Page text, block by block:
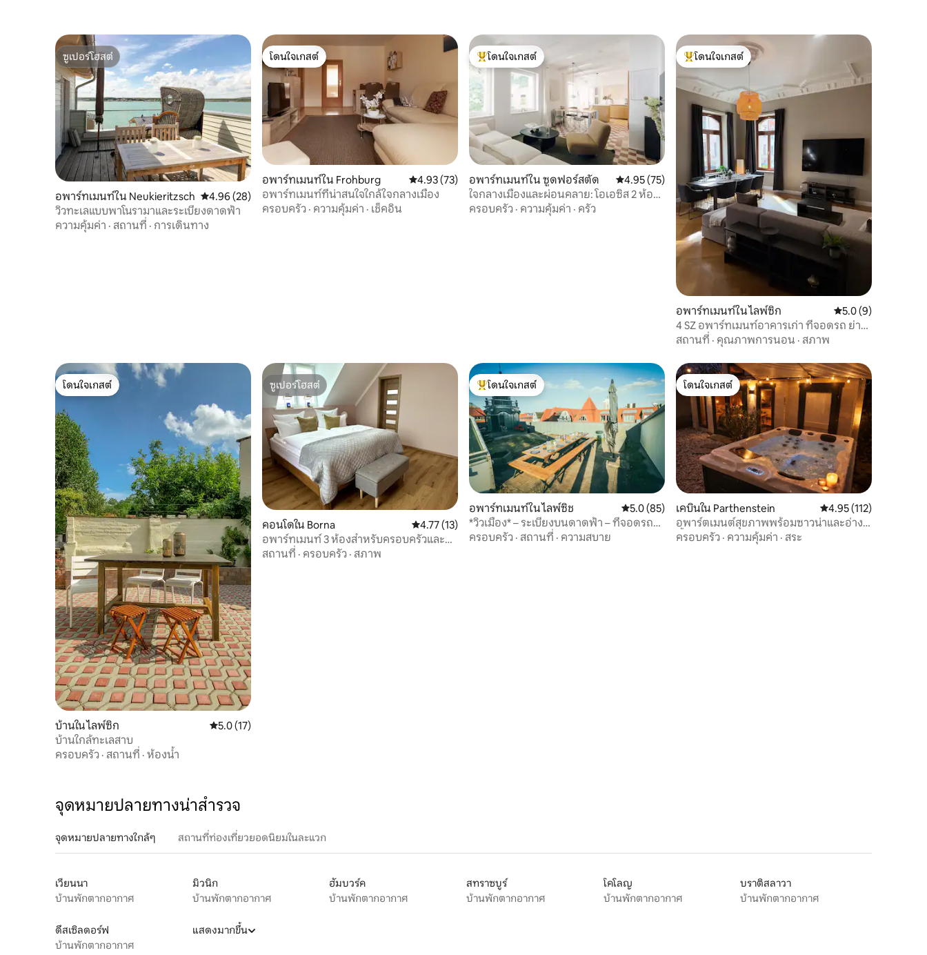
แล้วที่พักของเราเหมาะสำหรับคนที่ค้นหา
ส่วนผสมระหว่างเมืองและหมู่บ้าน
ซูเปอร์โฮสต์
ซูเปอร์โฮสต์
อพาร์ทเมนท์ใน Neukieritzsch คะแนนเฉลี่ย 4.96 จาก 5, 28 รีวิว
4.96 (28)
วิวทะเลแบบพาโนรามาและระเบียงดาดฟ้า
ความคุ้มค่า · สถานที่ · การเดินทาง
โดนใจเกสต์
โดนใจเกสต์
อพาร์ทเมนท์ใน Frohburg คะแนนเฉลี่ย 4.93 จาก 5, 73 รีวิว
4.93 (73)
อพาร์ทเมนท์ที่น่าสนใจใกล้ใจกลางเมือง
ครอบครัว · ความคุ้มค่า · เช็คอิน
โดนใจเกสต์ที่สุด
โดนใจเกสต์
อพาร์ทเมนท์ใน ซูดฟอร์สตัด คะแนนเฉลี่ย 4.95 จาก 5, 75 รีวิว
4.95 (75)
ใจกลางเมืองและผ่อนคลาย: โอเอซิส 2 ห้อง
ในไลป์ซิกใต้
ครอบครัว · ความคุ้มค่า · ครัว
โดนใจเกสต์ที่สุด
โดนใจเกสต์
อพาร์ทเมนท์ใน ไลพ์ซิก คะแนนเฉลี่ย 5.0 จา
5.0 (9)
4 SZ อพาร์ทเมนท์อาคารเก่า ที่จอดรถ ย่า
นวัลด์สตราสเซน
สถานที่ · คุณภาพการนอน · สภาพ
โดนใจเกสต์
โดนใจเกสต์
บ้านใน ไลพ์ซิก คะแนนเฉลี่ย 5.0 จาก 5, 17 รีวิว
5.0 (17)
บ้านใกล้ทะเลสาบ
ครอบครัว · สถานที่ · ห้องน้ำ
ซูเปอร์โฮสต์
ซูเปอร์โฮสต์
คอนโดใน Borna คะแนนเฉลี่ย 4.77 จาก 5, 13 รีวิว
4.77 (13)
อพาร์ทเมนท์ 3 ห้องสำหรับครอบครัวและ
กลุ่ม/สว่าง/สะดวกสบาย
สถานที่ · ครอบครัว · สภาพ
โดนใจเกสต์ที่สุด
โดนใจเกสต์
อพาร์ทเมนท์ใน ไลพ์ซิช คะแนนเฉลี่ย 5.0 จาก 5, 85 รีวิว
5.0 (85)
*วิวเมือง* – ระเบียงบนดาดฟ้า – ที่จอดรถ
ส่วนตัว
ครอบครัว · สถานที่ · ความสบาย
โดนใจเกสต์
โดนใจเกสต์
เคบินใน Parthenstein คะแนนเฉลี่ย 4.95 จาก
4.95 (112)
อพาร์ตเมนต์สุขภาพพร้อมซาวน่าและอ่าง
น้ำวนในไลป์ซิก
ครอบครัว · ความคุ้มค่า · สระ
จุดหมายปลายทางน่าสำรวจ
จุดหมายปลายทางใกล้ๆ สถานที่ท่องเที่ยวยอดนิยมในละแวก
เวียนนา
บ้านพักตากอากาศ
มิวนิก
บ้านพักตากอากาศ
ฮัมบวร์ค
บ้านพักตากอากาศ
สทราซบูร์
บ้านพักตากอากาศ
โคโลญ
บ้านพักตากอากาศ
บราติสลาวา
บ้านพักตากอากาศ
ดึสเซิลดอร์ฟ
บ้านพักตากอากาศ
แสดงมากขึ้น